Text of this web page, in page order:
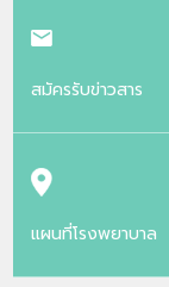
สมัครรับข่าวสาร
แผนที่โรงพยาบาล